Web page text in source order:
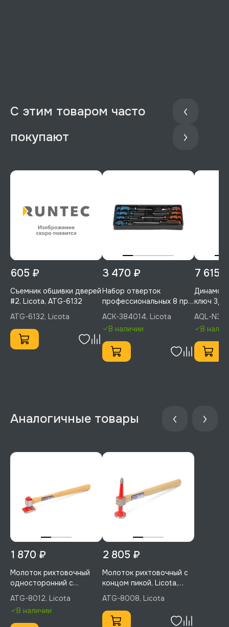
С этим товаром часто
покупают
605 ₽
Съемник обшивки дверей
#2, Licota, ATG-6132
ATG-6132, Licota
3 470 ₽
Набор отверток
профессиональных 8 пр.
в ложементе, Licota, ACK-
384014
ACK-384014, Licota
В наличии
7 615 ₽
ключ 3/
AQL-
AQL-
В
1 870 ₽
Молоток рихтовочный
односторонний с
рифленой поверхностью,
Licota, ATG-8012
ATG-8012, Licota
В наличии
2 805 ₽
Молоток рихтовочный с
концом пикой, Licota,
ATG-8008
ATG-8008, Licota